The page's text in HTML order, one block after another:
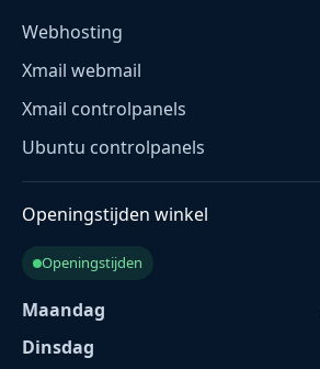
Webhosting
Xmail webmail
Xmail controlpanels
Ubuntu controlpanels
Openingstijden winkel
Openingstijden
Maandag
Dinsdag